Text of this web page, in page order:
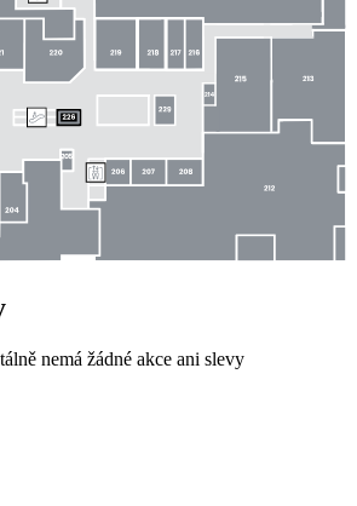
nemá žádné akce ani slevy